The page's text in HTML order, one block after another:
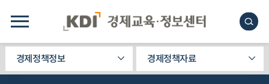
경제정책정보 경제정책자료